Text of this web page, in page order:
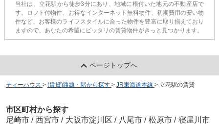
当社は、立花駅から徒歩3分にあり、地域に根付いた地元の不動産店で
す。ロフト付物件、お得なインターネット無料物件、初期費用の安い物
件など、お客様のライフスタイルに合った物件を豊富に取り揃えており
ますので、あなたの希望にピッタリの賃貸物件がきっと見つかります。
ページトップへ
ティーハウス > (賃貸)路線・駅から探す > JR東海道本線 > 立花駅の賃貸
市区町村から探す
尼崎市 / 西宮市 / 大阪市淀川区 / 八尾市 / 松原市 / 寝屋川市